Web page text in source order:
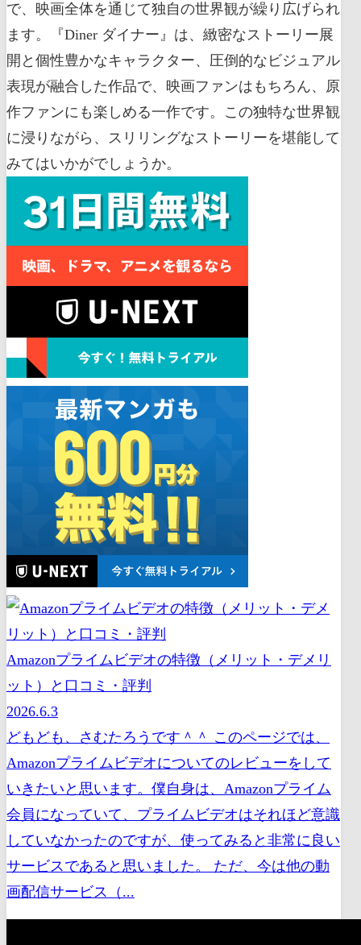
で、映画全体を通じて独自の世界観が繰り広げられ
ます。『Diner ダイナー』は、緻密なストーリー展
開と個性豊かなキャラクター、圧倒的なビジュアル
表現が融合した作品で、映画ファンはもちろん、原
作ファンにも楽しめる一作です。この独特な世界観
に浸りながら、スリリングなストーリーを堪能して
みてはいかがでしょうか。
Amazonプライムビデオの特徴（メリット・デメリ
ット）と口コミ・評判
2026.6.3
どもども、さむたろうです＾＾ このページでは、
Amazonプライムビデオについてのレビューをして
いきたいと思います。僕自身は、Amazonプライム
会員になっていて、プライムビデオはそれほど意識
していなかったのですが、使ってみると非常に良い
サービスであると思いました。 ただ、今は他の動
画配信サービス（...